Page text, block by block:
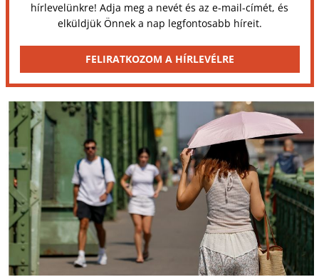
hírlevelünkre! Adja meg a nevét és az e-mail-címét, és
elküldjük Önnek a nap legfontosabb híreit.
FELIRATKOZOM A HÍRLEVÉLRE